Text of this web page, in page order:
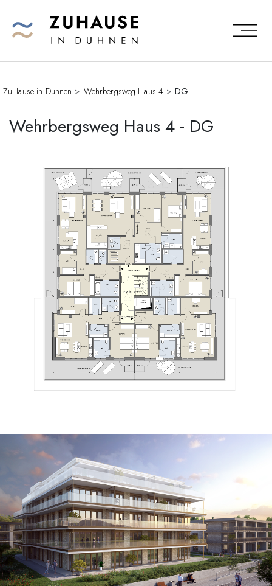
ZuHause in Duhnen > Wehrbergsweg Haus 4 > DG
Wehrbergsweg Haus 4 - DG